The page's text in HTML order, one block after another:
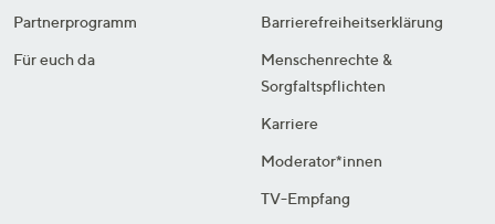
Partnerprogramm
Für euch da
Barrierefreiheitserklärung
Menschenrechte &
Sorgfaltspflichten
Karriere
Moderator*innen
TV-Empfang